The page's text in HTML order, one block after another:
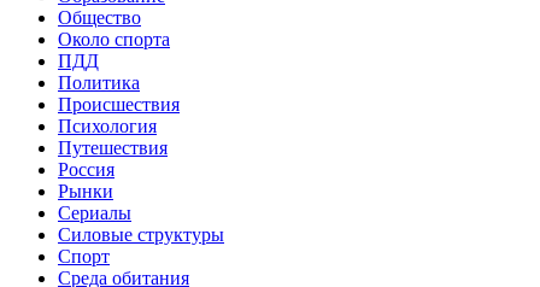
Общество
Около спорта
ПДД
Политика
Происшествия
Психология
Путешествия
Россия
Рынки
Сериалы
Силовые структуры
Спорт
Среда обитания